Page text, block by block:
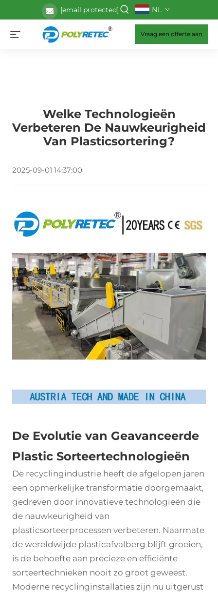
[email protected] NL
Vraag een offerte aan
Welke Technologieën
Verbeteren De Nauwkeurigheid
Van Plasticsortering?
2025-09-01 14:37:00
De Evolutie van Geavanceerde
Plastic Sorteertechnologieën
De recyclingindustrie heeft de afgelopen jaren
een opmerkelijke transformatie doorgemaakt,
gedreven door innovatieve technologieën die
de nauwkeurigheid van
plasticsorteerprocessen verbeteren. Naarmate
de wereldwijde plasticafvalberg blijft groeien,
is de behoefte aan precieze en efficiënte
sorteertechnieken nooit zo groot geweest.
Moderne recyclinginstallaties zijn nu uitgerust